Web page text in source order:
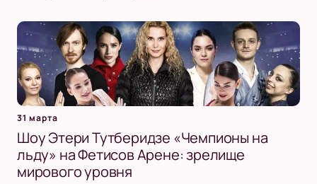
31 марта
Шоу Этери Тутберидзе «Чемпионы на
льду» на Фетисов Арене: зрелище
мирового уровня